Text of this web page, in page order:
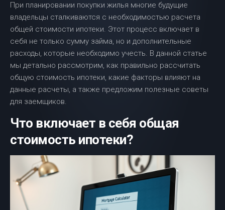
При планировании покупки жилья многие будущие
владельцы сталкиваются с необходимостью расчета
общей стоимости ипотеки. Этот процесс включает в
себя не только сумму займа, но и дополнительные
расходы, которые необходимо учесть. В данной статье
мы детально рассмотрим, как правильно рассчитать
общую стоимость ипотеки, какие факторы влияют на
данные расчеты, а также предложим полезные советы
для заемщиков.
Что включает в себя общая
стоимость ипотеки?